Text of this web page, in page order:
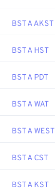
BST A AKST
BST A HST
BST A PDT
BST A WAT
BST A WEST
BST A CST
BST A KST